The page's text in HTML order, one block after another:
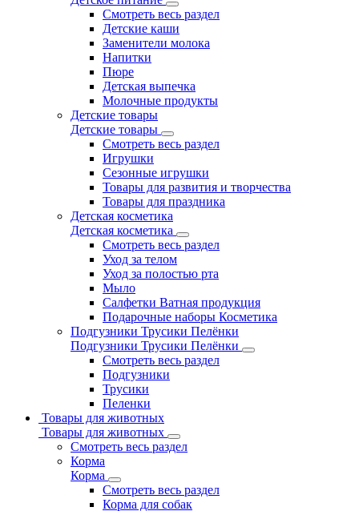
Смотреть весь раздел
Детские каши
Заменители молока
Напитки
Пюре
Детская выпечка
Молочные продукты
Детские товары
Детские товары
Смотреть весь раздел
Игрушки
Сезонные игрушки
Товары для развития и творчества
Товары для праздника
Детская косметика
Детская косметика
Смотреть весь раздел
Уход за телом
Уход за полостью рта
Мыло
Салфетки Ватная продукция
Подарочные наборы Косметика
Подгузники Трусики Пелёнки
Подгузники Трусики Пелёнки
Смотреть весь раздел
Подгузники
Трусики
Пеленки
Товары для животных
Товары для животных
Смотреть весь раздел
Корма
Корма
Смотреть весь раздел
Корма для собак